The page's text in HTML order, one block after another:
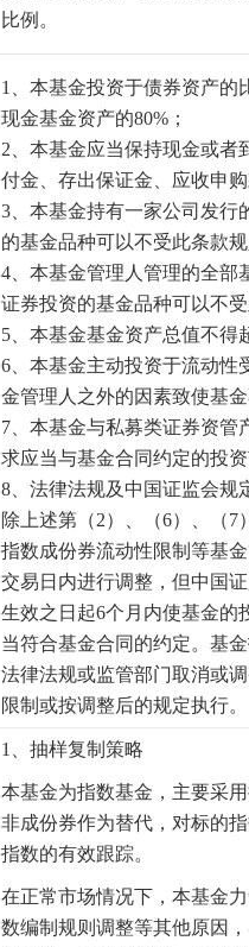
比例。
1、本基金投资于债券资产的
现金基金资产的80%；
2、本基金应当保持现金或者
付金、存出保证金、应收申
3、本基金持有一家公司发行
的基金品种可以不受此条款
4、本基金管理人管理的全部
证券投资的基金品种可以不
5、本基金基金资产总值不得
6、本基金主动投资于流动性
金管理人之外的因素致使基
7、本基金与私募类证券资管
求应当与基金合同约定的投
8、法律法规及中国证监会规
除上述第（2）、（6）、（
指数成份券流动性限制等基
交易日内进行调整，但中国
生效之日起6个月内使基金的
当符合基金合同的约定。基
法律法规或监管部门取消或
限制或按调整后的规定执行。
1、抽样复制策略
本基金为指数基金，主要采
非成份券作为替代，对标的
指数的有效跟踪。
在正常市场情况下，本基金
数编制规则调整等其他原因